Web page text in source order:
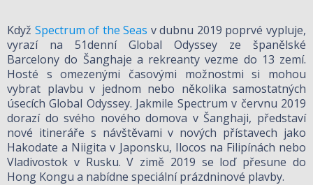
Když Spectrum of the Seas v dubnu 2019 poprvé vypluje,
vyrazí na 51denní Global Odyssey ze španělské
Barcelony do Šanghaje a rekreanty vezme do 13 zemí.
Hosté s omezenými časovými možnostmi si mohou
vybrat plavbu v jednom nebo několika samostatných
úsecích Global Odyssey. Jakmile Spectrum v červnu 2019
dorazí do svého nového domova v Šanghaji, představí
nové itineráře s návštěvami v nových přístavech jako
Hakodate a Niigita v Japonsku, Ilocos na Filipínách nebo
Vladivostok v Rusku. V zimě 2019 se loď přesune do
Hong Kongu a nabídne speciální prázdninové plavby.